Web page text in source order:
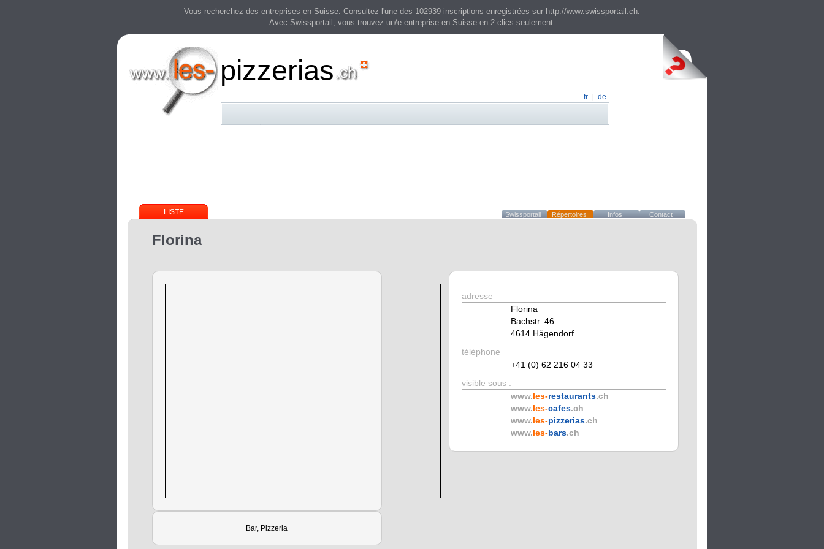
Vous recherchez des entreprises en Suisse. Consultez l'une des 102939 inscriptions enregistrées sur http://www.swissportail.ch.
Avec Swissportail, vous trouvez un/e entreprise en Suisse en 2 clics seulement.
pizzerias
fr de
LISTE Swissportail Répertoires Infos Contact
Florina
Bar, Pizzeria
adresse
Florina
Bachstr. 46
4614 Hägendorf
téléphone
+41 (0) 62 216 04 33
visible sous :
www.les-restaurants.ch
www.les-cafes.ch
www.les-pizzerias.ch
www.les-bars.ch